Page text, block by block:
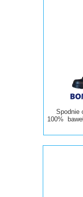
Spodnie
100%